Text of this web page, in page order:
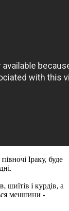
Іраку, буде
шиїтів і курдів, а
меншини -